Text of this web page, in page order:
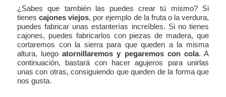
¿Sabes que también las puedes crear tú mismo? Si
tienescajones viejos, por ejemplo de la fruta o la verdura,
puedes fabricar unas estanterías increíbles. Si no tienes
cajones, puedes fabricarlos con piezas de madera, que
cortaremos con la sierra para que queden a la misma
altura, luegoatornillaremos y pegaremos con cola. A
continuación, bastará con hacer agujeros para unirlas
unas con otras, consiguiendo que queden de la forma que
nos gusta.